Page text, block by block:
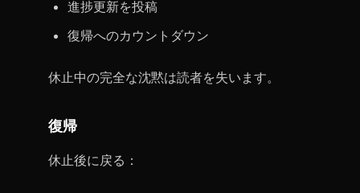
進捗更新を投稿
復帰へのカウントダウン
休止中の完全な沈黙は読者を失います。
復帰
休止後に戻る：